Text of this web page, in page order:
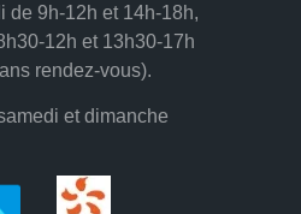
de 9h-12h et 14h-18h,
12h et 13h30-17h
rendez-vous).
et dimanche